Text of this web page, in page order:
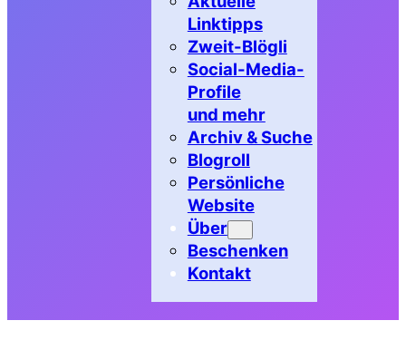
Linktipps
Zweit-Blögli
Social-Media-
Profile
und mehr
Archiv & Suche
Blogroll
Persönliche
Website
Über
Beschenken
Kontakt